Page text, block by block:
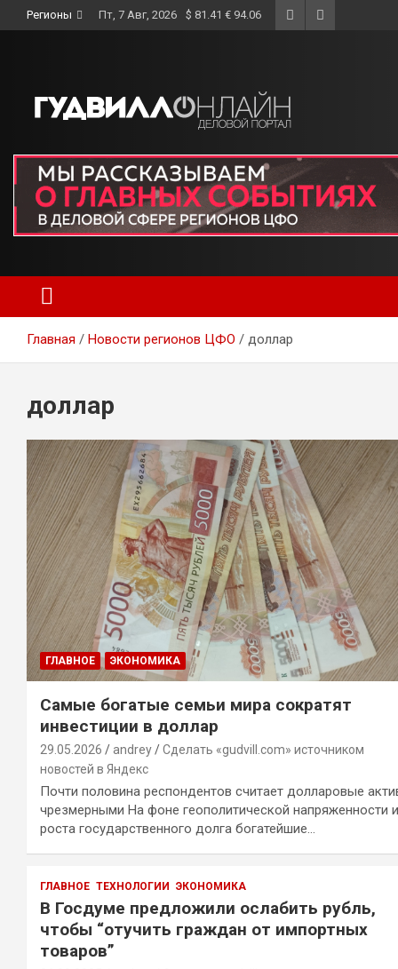
to
Регионы Пт, 7 Авг, 2026 $ 81.41 € 94.06
Главная Новости регионов ЦФО доллар
доллар
ГЛАВНОЕ ЭКОНОМИКА
Самые богатые семьи мира сократят
инвестиции в доллар
29.05.2026 andrey
Сделать «gudvill.com» источником
новостей в Яндекс
Почти половина респондентов считает долларовые
чрезмерными На фоне геополитической напряженности и
роста государственного долга богатейшие…
ГЛАВНОЕ ТЕХНОЛОГИИ ЭКОНОМИКА
В Госдуме предложили ослабить рубль,
чтобы “отучить граждан от импортных
товаров”